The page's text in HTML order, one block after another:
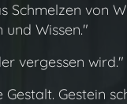
Schmelzen von
und Wissen."
vergessen wird."
Gestein